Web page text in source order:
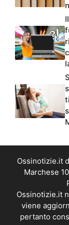
Ossinotizie.it
Marchese
Ossinotizie.it
viene
pertanto